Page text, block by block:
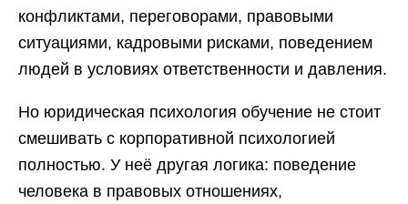
конфликтами, переговорами, правовыми
ситуациями, кадровыми рисками, поведением
людей в условиях ответственности и давления.
Но юридическая психология обучение не стоит
смешивать с корпоративной психологией
полностью. У неё другая логика: поведение
человека в правовых отношениях,